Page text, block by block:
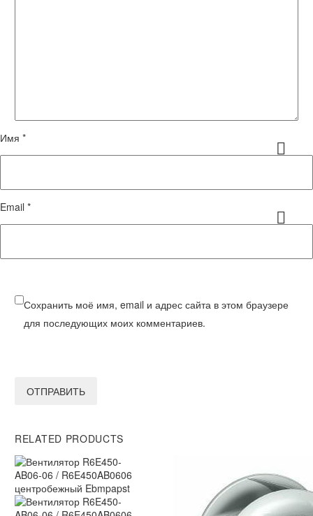
Имя *
Email *
Сохранить моё имя, email и адрес сайта в этом браузере
для последующих моих комментариев.
ОТПРАВИТЬ
RELATED PRODUCTS